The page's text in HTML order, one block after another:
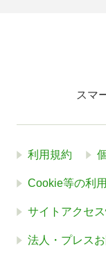
スマ
利用規約
Cookie等の利
サイトアクセ
法人・プレス